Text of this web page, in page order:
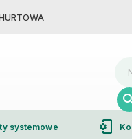
systemowe phonelink_setup